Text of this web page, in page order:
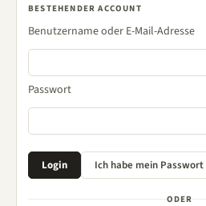
BESTEHENDER ACCOUNT
Benutzername oder E-Mail-Adresse
Passwort
ODER